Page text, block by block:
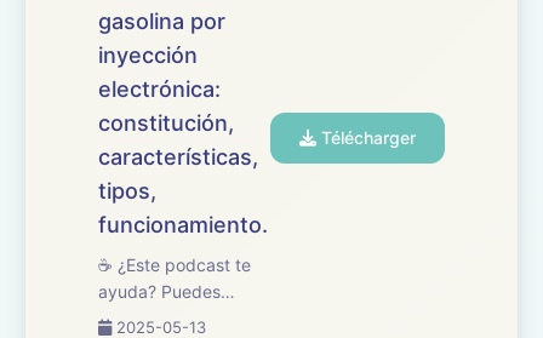
Vehículos, centrado
en los procesos y
procedimien...
gasolina por
inyección
electrónica:
constitución,
características,
tipos,
funcionamiento.
☕ ¿Este podcast te
ayuda? Puedes
apoyarlo en
2025-05-13
Télécharger